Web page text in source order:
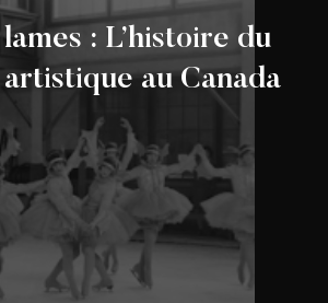
: L’histoire du
au Canada